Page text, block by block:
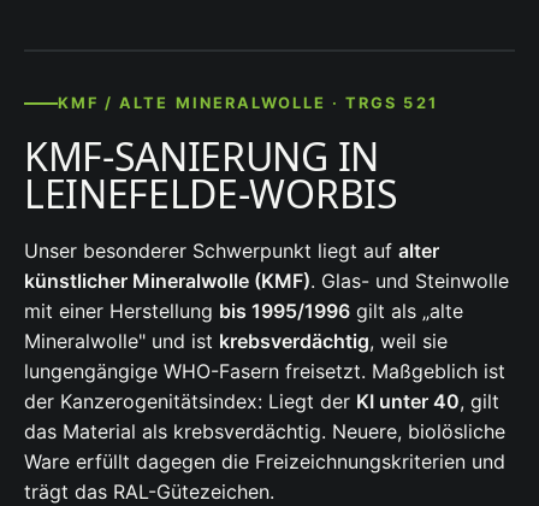
KMF / ALTE MINERALWOLLE · TRGS 521
KMF-SANIERUNG IN
LEINEFELDE-WORBIS
Unser besonderer Schwerpunkt liegt auf alter
künstlicher Mineralwolle (KMF). Glas- und Steinwolle
mit einer Herstellung bis 1995/1996 gilt als „alte
Mineralwolle" und ist krebsverdächtig, weil sie
lungengängige WHO-Fasern freisetzt. Maßgeblich ist
der Kanzerogenitätsindex: Liegt der KI unter 40, gilt
das Material als krebsverdächtig. Neuere, biolösliche
Ware erfüllt dagegen die Freizeichnungskriterien und
trägt das RAL-Gütezeichen.